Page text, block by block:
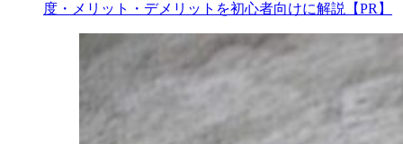
度・メリット・デメリットを初心者向けに解説【PR】